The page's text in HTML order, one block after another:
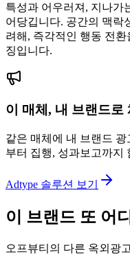
특성과 어우러져, 지나가
어당깁니다. 공간의 맥락
려해, 즉각적인 행동 전
징입니다.
이 매체, 내 브랜드로
같은 매체에 내 브랜드
부터 집행, 성과보고까지
Adtype 솔루션 보기
이 브랜드 또 어
오프뷰티의 다른 옥외광